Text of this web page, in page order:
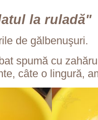
la ruladă"
de gălbenuşuri.
spumă cu
câte o lingură,